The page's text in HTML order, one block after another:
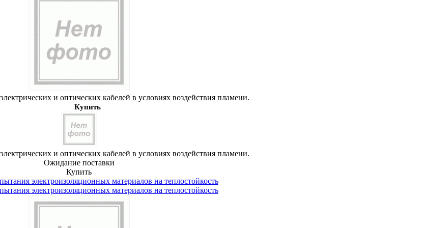
и оптических кабелей в условиях воздействия пламени.
Купить
и оптических кабелей в условиях воздействия пламени.
Ожидание поставки
Купить
электроизоляционных материалов на теплостойкость
электроизоляционных материалов на теплостойкость